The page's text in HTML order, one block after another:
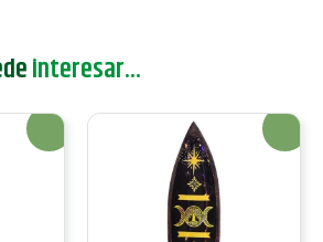
interesar...
¡Oferta! ¡Oferta!